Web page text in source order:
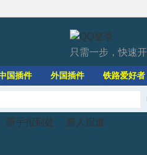
只需一步，快速
国插件 外国插件 铁路爱好者
新手报到处 新人报道